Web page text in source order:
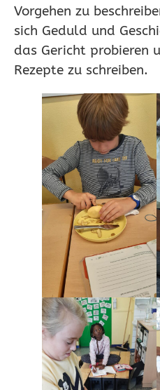
Vorgehen zu
sich Geduld und
das Gericht probieren
Rezepte zu schreiben.